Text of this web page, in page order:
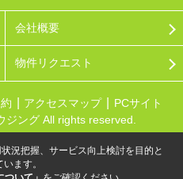
会社概要
物件リクエスト
アクセスマップ
PCサイト
ジング All rights reserved.
況把握、サービス向上検討を目的と
ます。